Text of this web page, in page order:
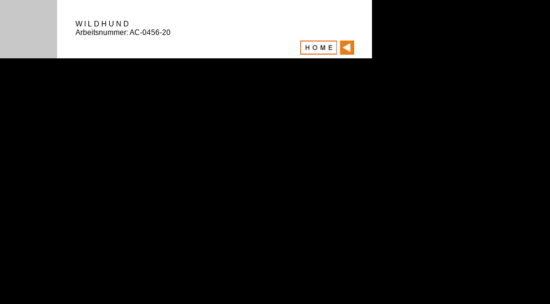
W I L D H U N D
Arbeitsnummer: AC-0456-20